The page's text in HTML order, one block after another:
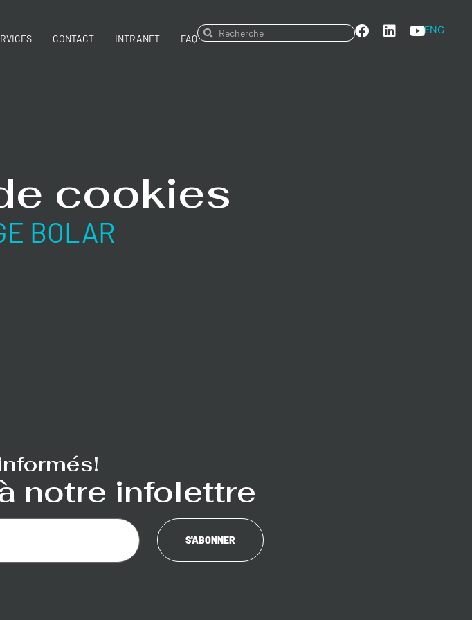
CONTACT INTRANET FAQ
ENG
cookies
BOLAR
notre infolettre